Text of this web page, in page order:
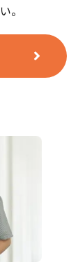
。